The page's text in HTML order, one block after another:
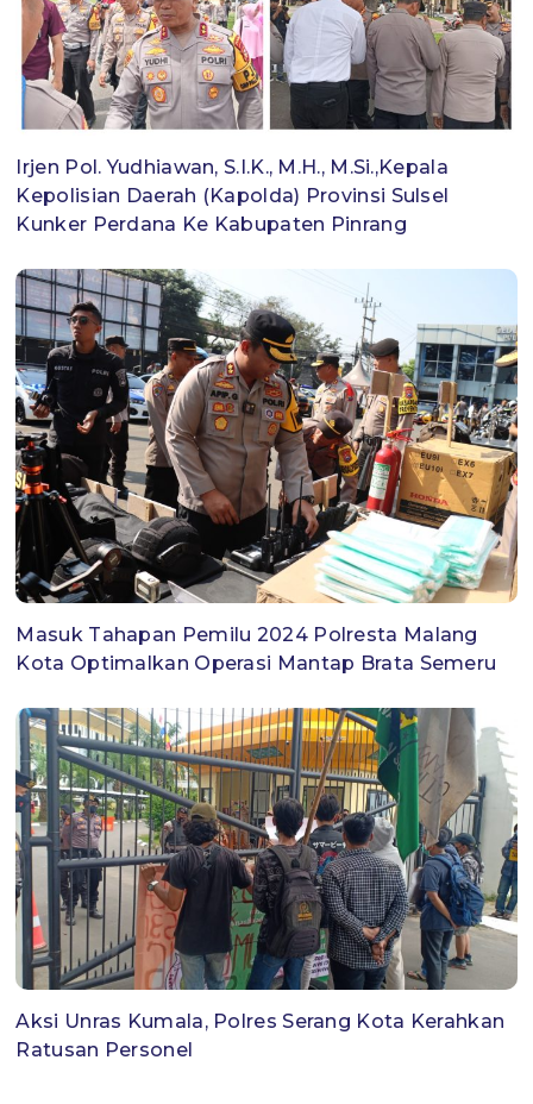
Irjen Pol. Yudhiawan, S.I.K., M.H., M.Si.,Kepala
Kepolisian Daerah (Kapolda) Provinsi Sulsel
Kunker Perdana Ke Kabupaten Pinrang
Masuk Tahapan Pemilu 2024 Polresta Malang
Kota Optimalkan Operasi Mantap Brata Semeru
Aksi Unras Kumala, Polres Serang Kota Kerahkan
Ratusan Personel